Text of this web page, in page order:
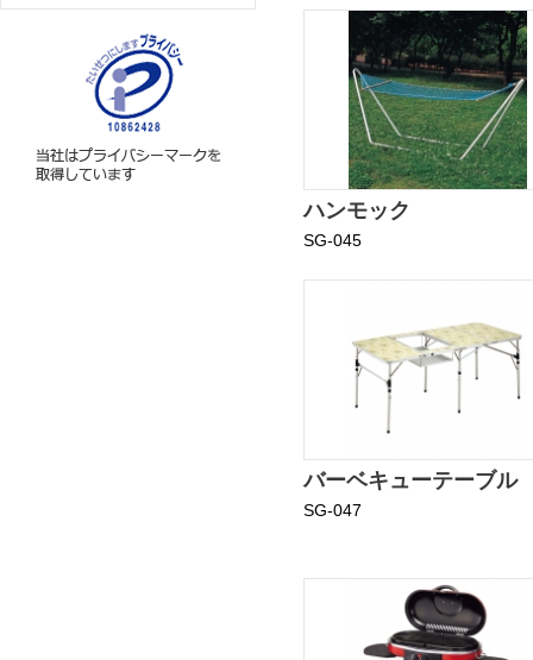
ハンモック
SG-045
バーベキューテーブル
SG-047